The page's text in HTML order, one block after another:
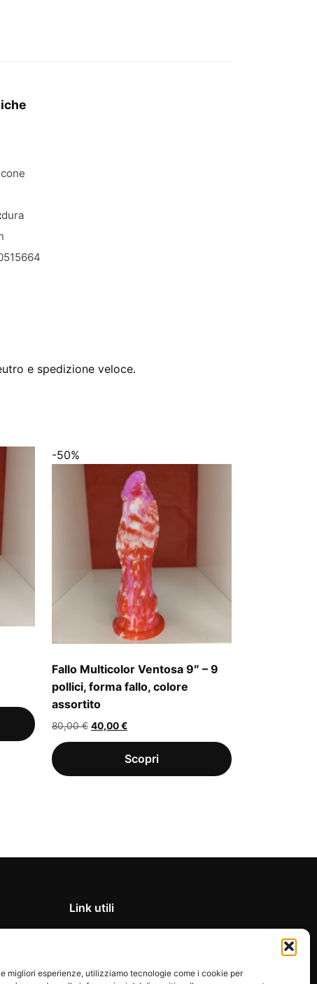
migliori esperienze, utilizziamo tecnologie come i cookie per
dura
e spedizione veloce.
-50%
Fallo Multicolor Ventosa 9″ – 9
pollici, forma fallo, colore
assortito
80,00€ Il
prezzo
originale
40,00€Il
prezzo
attuale
Link utili
Cookie Policy